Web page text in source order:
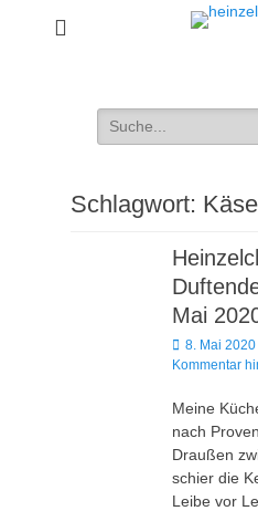
Suchen
nach:
Schlagwort:
Mai
Veröffentlicht
am
8. Mai 2020
Kommentar
Meine
nach
Draußen
schier die
Leibe vor